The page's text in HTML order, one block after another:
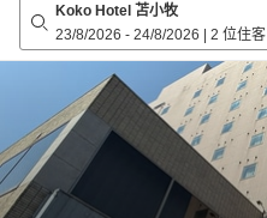
Koko Hotel 苫小牧
23/8/2026 - 24/8/2026 | 2 位住客